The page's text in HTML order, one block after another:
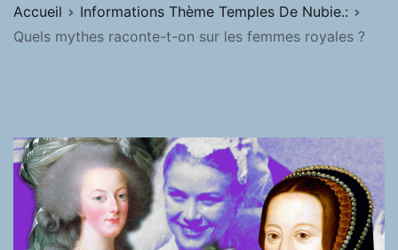
Accueil
Informations Thème Temples De Nubie.:
Quels mythes raconte-t-on sur les femmes royales ?